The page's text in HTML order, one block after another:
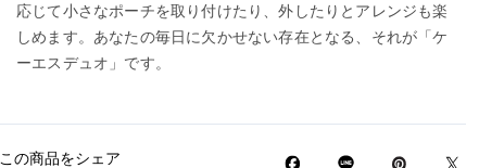
応じて小さなポーチを取り付けたり、外したりとアレンジも楽
しめます。あなたの毎日に欠かせない存在となる、それが「ケ
ーエスデュオ」です。
この商品をシェア